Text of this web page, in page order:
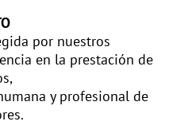
por nuestros
en la prestación de
y profesional de